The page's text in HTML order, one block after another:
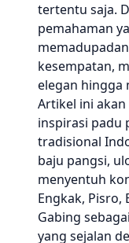
tertentu saja.
pemahaman
kesempatan,
elegan hingga
Artikel ini
inspirasi padu
tradisional
baju pangsi,
menyentuh
Engkak, Pisro,
Gabing
yang sejalan